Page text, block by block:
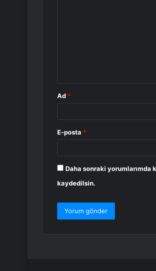
Ad *
E-posta *
Daha sonraki yorumlarımda
kaydedilsin.